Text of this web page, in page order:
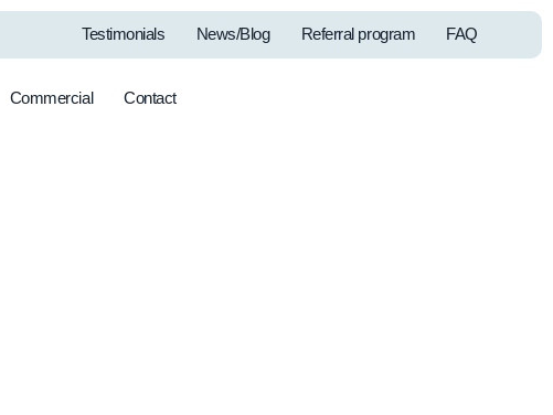
Testimonials News/Blog Referral program FAQ
Commercial Contact